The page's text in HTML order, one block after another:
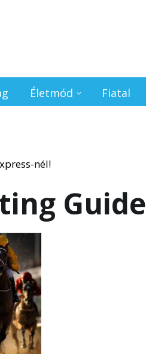
Életmód Fiatal
Guide